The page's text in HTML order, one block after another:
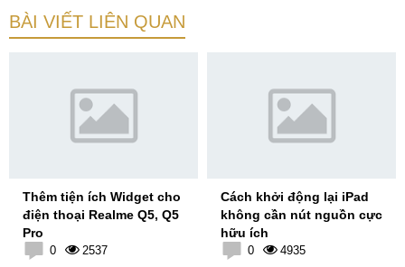
BÀI VIẾT LIÊN QUAN
Thêm tiện ích Widget cho
điện thoại Realme Q5, Q5
Pro
0 2537
Cách khởi động lại iPad
không cần nút nguồn cực
hữu ích
0 4935